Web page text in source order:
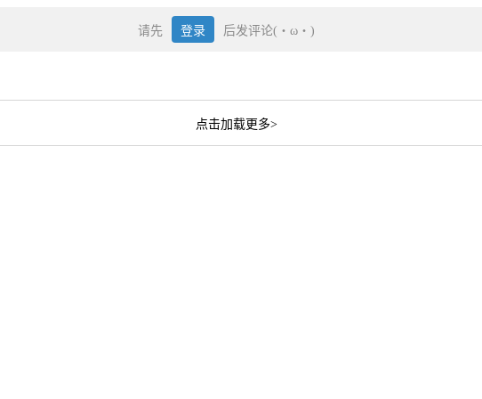
请先 登录 后发评论(・ω・)
点击加载更多>